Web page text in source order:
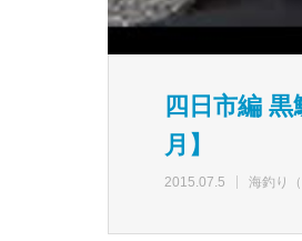
四日市編
月】
2015.07.5 海釣り（